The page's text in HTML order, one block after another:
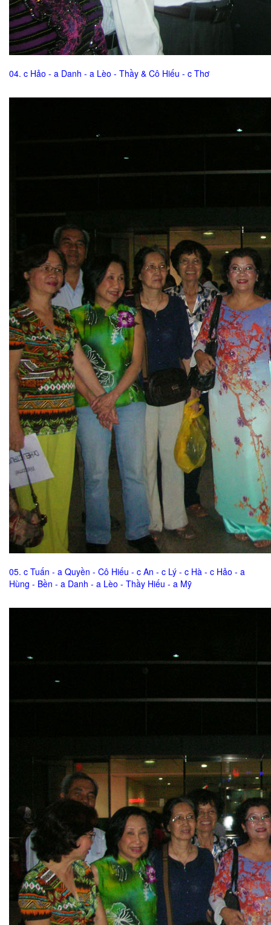
04. c Hảo - a Danh - a Lèo - Thầy & Cô Hiếu - c Thơ
05. c Tuấn - a Quyền - Cô Hiếu - c An - c Lý - c Hà - c Hảo - a
Hùng - Bền - a Danh - a Lèo - Thầy Hiếu - a Mỹ